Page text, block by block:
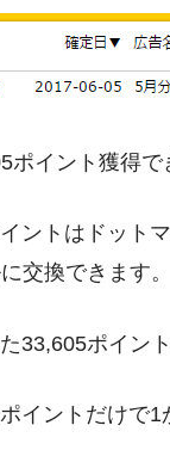
ポイント獲得で
ントはドット
交換できます。
33,605ポイン
イントだけで